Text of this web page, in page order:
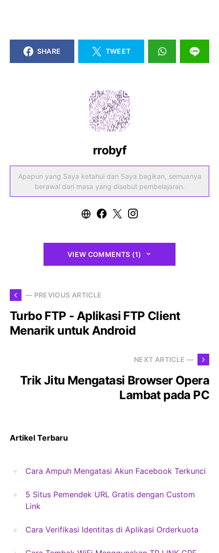
SHARE TWEET
rrobyf
Apapun yang Saya ketahui dan Saya bagikan, semuanya
berawal dari masa yang disebut pembelajaran.
VIEW COMMENTS (1)
— PREVIOUS ARTICLE
Turbo FTP - Aplikasi FTP Client
Menarik untuk Android
NEXT ARTICLE —
Trik Jitu Mengatasi Browser Opera
Lambat pada PC
Artikel Terbaru
Cara Ampuh Mengatasi Akun Facebook Terkunci
5 Situs Pemendek URL Gratis dengan Custom
Link
Cara Verifikasi Identitas di Aplikasi Orderkuota